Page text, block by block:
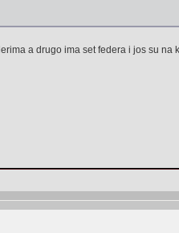
a drugo ima set federa i jos su na